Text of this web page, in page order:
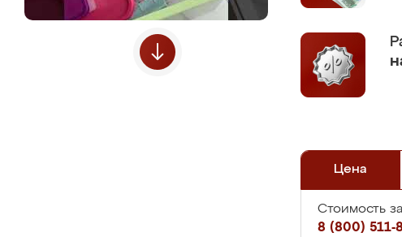
Цена
Стоимость
8 (800) 511-